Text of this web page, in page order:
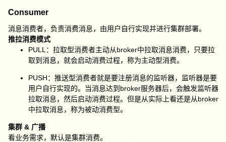
Consumer
消息消费者，负责消费消息，由用户自行实现并进行集群部署。
推拉消费模式
PULL：拉取型消费者主动从broker中拉取消息消费，只要拉
取到消息，就会启动消费过程，称为主动型消费。
PUSH：推送型消费者就是要注册消息的监听器，监听器是要
用户自行实现的。当消息达到broker服务器后，会触发监听器
拉取消息，然后启动消费过程。但是从实际上看还是从broker
中拉取消息，称为被动消费型。
集群 & 广播
看业务需求，默认是集群消费。